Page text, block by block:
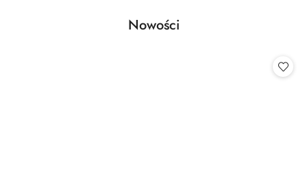
Pomiń karuzelę produktów
Produkty
Nowości